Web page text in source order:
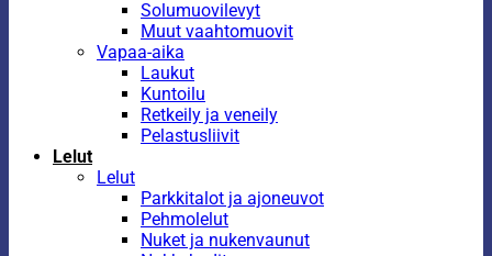
Solumuovilevyt
Muut vaahtomuovit
Vapaa-aika
Laukut
Kuntoilu
Retkeily ja veneily
Pelastusliivit
Lelut
Lelut
Parkkitalot ja ajoneuvot
Pehmolelut
Nuket ja nukenvaunut